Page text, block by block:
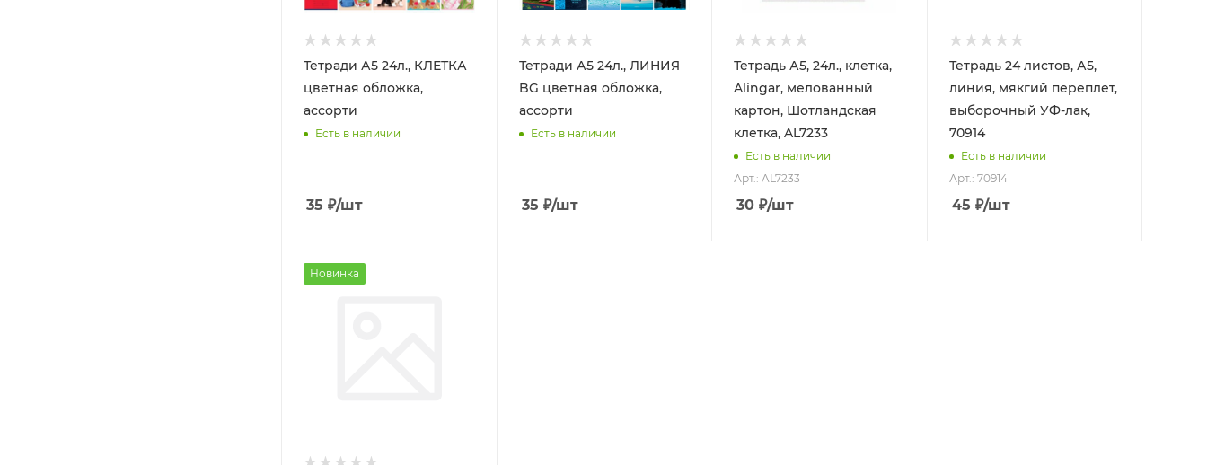
Тетради А5 24л., КЛЕТКА
цветная обложка,
ассорти
Есть в наличии
35 ₽/шт
Тетради А5 24л., ЛИНИЯ
BG цветная обложка,
ассорти
Есть в наличии
35 ₽/шт
Тетрадь А5, 24л., клетка,
Alingar, мелованный
картон, Шотландская
клетка, AL7233
Есть в наличии
Арт.: AL7233
30 ₽/шт
Тетрадь 24 листов, А5,
линия, мякгий переплет,
выборочный УФ-лак,
70914
Есть в наличии
Арт.: 70914
45 ₽/шт
Новинка